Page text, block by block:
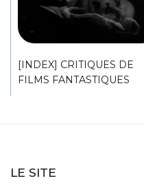
[INDEX] CRITIQUES DE
FILMS FANTASTIQUES
LE SITE